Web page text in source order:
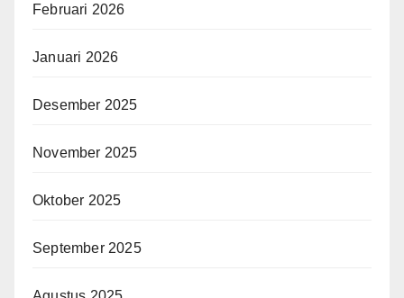
Februari 2026
Januari 2026
Desember 2025
November 2025
Oktober 2025
September 2025